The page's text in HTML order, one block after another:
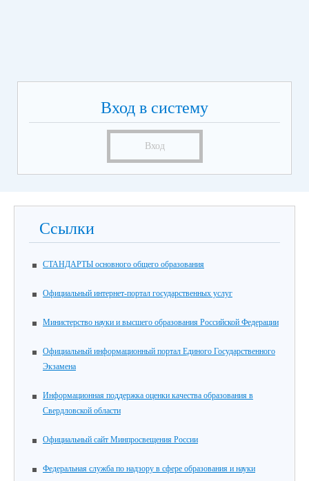
Вход в систему
Вход
Ссылки
СТАНДАРТЫ основного общего образования
Официальный интернет-портал государственных услуг
Министерство науки и высшего образования Российской Федерации
Официальный информационный портал Единого Государственного
Экзамена
Информационная поддержка оценки качества образования в
Свердловской области
Официальный сайт Минпросвещения России
Федеральная служба по надзору в сфере образования и науки